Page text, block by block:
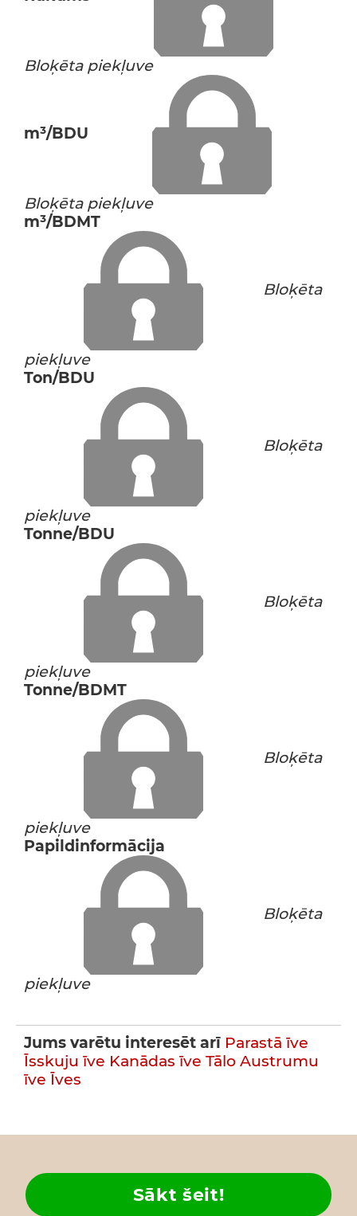
Bloķēta piekļuve
m³/BDU
Bloķēta piekļuve
m³/BDMT
Bloķēta
piekļuve
Ton/BDU
Bloķēta
piekļuve
Tonne/BDU
Bloķēta
piekļuve
Tonne/BDMT
Bloķēta
piekļuve
Papildinformācija
Bloķēta
piekļuve
Jums varētu interesēt arī Parastā īve
Īsskuju īve Kanādas īve Tālo Austrumu
īve Īves
Sākt šeit!